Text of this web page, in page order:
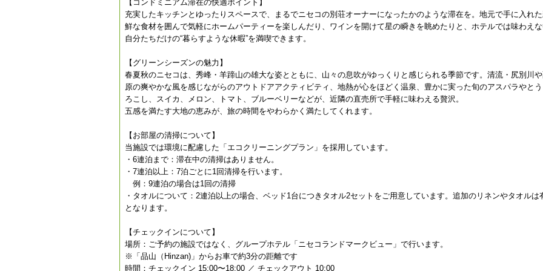
【コンドミニアム滞在の快適ポイント】
充実したキッチンとゆったりスペースで、まるでニセコの別荘オーナーになったかのような滞在を。地元で手に入れ
鮮な食材を囲んで気軽にホームパーティーを楽しんだり、ワインを開けて星の瞬きを眺めたりと、ホテルでは味わえ
自分たちだけの“暮らすような休暇”を満喫できます。
【グリーンシーズンの魅力】
春夏秋のニセコは、秀峰・羊蹄山の雄大な姿とともに、山々の息吹がゆっくりと感じられる季節です。清流・尻別川
原の爽やかな風を感じながらのアウトドアアクティビティ、地熱が心をほどく温泉、豊かに実った旬のアスパラやとう
ろこし、スイカ、メロン、トマト、ブルーベリーなどが、近隣の直売所で手軽に味わえる贅沢。
五感を満たす大地の恵みが、旅の時間をやわらかく満たしてくれます。
【お部屋の清掃について】
当施設では環境に配慮した「エコクリーニングプラン」を採用しています。
・6連泊まで：滞在中の清掃はありません。
・7連泊以上：7泊ごとに1回清掃を行います。
例：9連泊の場合は1回の清掃
・タオルについて：2連泊以上の場合、ベッド1台につきタオル2セットをご用意しています。追加のリネンやタオルは
となります。
【チェックインについて】
場所：ご予約の施設ではなく、グループホテル「ニセコランドマークビュー」で行います。
※「品山（Hinzan)」からお車で約3分の距離です
時間：チェックイン 15:00〜18:00 ／ チェックアウト 10:00